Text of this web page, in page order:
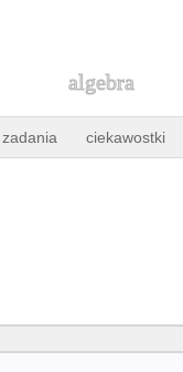
algebra
zadania ciekawostki